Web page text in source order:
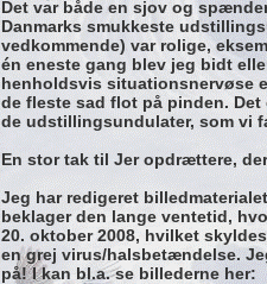
Det var både en sjov og
Danmarks smukkeste
vedkommende) var rolige,
én eneste gang blev jeg bidt
henholdsvis situationsnervøse
de fleste sad flot på pinden.
de udstillingsundulater, som vi
En stor tak til Jer opdrættere,
Jeg har redigeret
beklager den lange ventetid,
20. oktober 2008, hvilket
en grej virus/halsbetændelse.
på! I kan bl.a. se billederne her: